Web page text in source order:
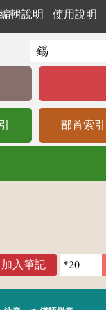
編輯說明 使用說明
部首索引
加入筆記